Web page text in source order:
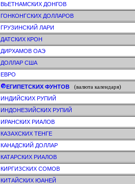
ВЬЕТНАМСКИХ ДОНГОВ
ГОНКОНГСКИХ ДОЛЛАРОВ
ГРУЗИНСКИЙ ЛАРИ
ДАТСКИХ КРОН
ДИРХАМОВ ОАЭ
ДОЛЛАР США
ЕВРО
ЕГИПЕТСКИХ ФУНТОВ(валюта календаря)
ИНДИЙСКИХ РУПИЙ
ИНДОНЕЗИЙСКИХ РУПИЙ
ИРАНСКИХ РИАЛОВ
КАЗАХСКИХ ТЕНГЕ
КАНАДСКИЙ ДОЛЛАР
КАТАРСКИХ РИАЛОВ
КИРГИЗСКИХ СОМОВ
КИТАЙСКИХ ЮАНЕЙ